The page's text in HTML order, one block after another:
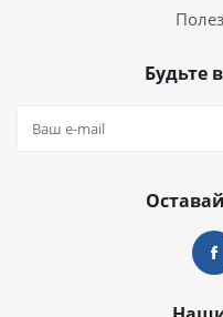
Будьте